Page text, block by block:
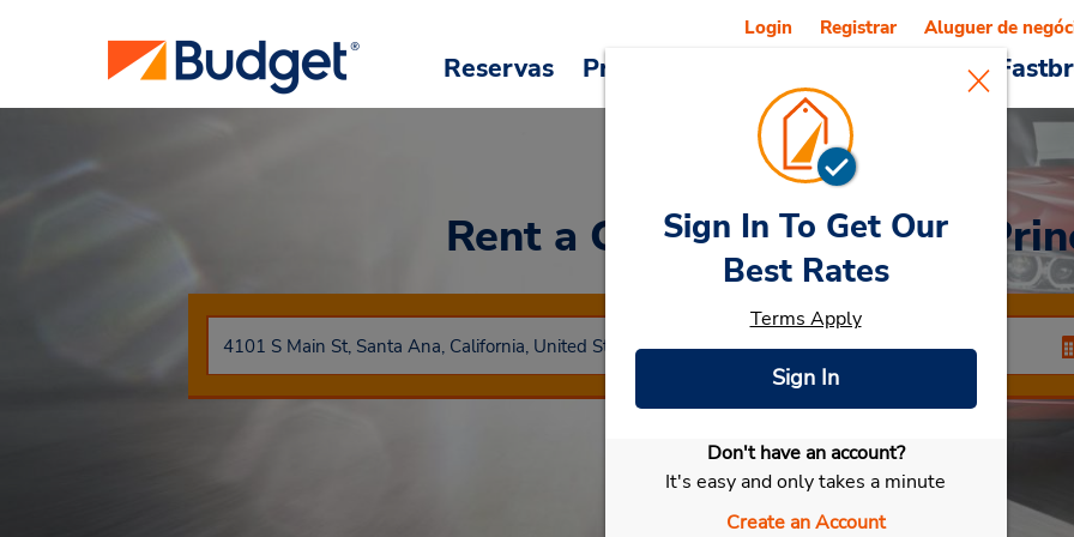
Reservas Promoções Veículos e serviços
Login Registrar Aluguer de
Rent a Carat Santa Ana –
Selecionar meu carro
Sign In To Get Our
Best Rates
Terms Apply
Sign In
Don't have an account?
It's easy and only takes a minute
Create an Account